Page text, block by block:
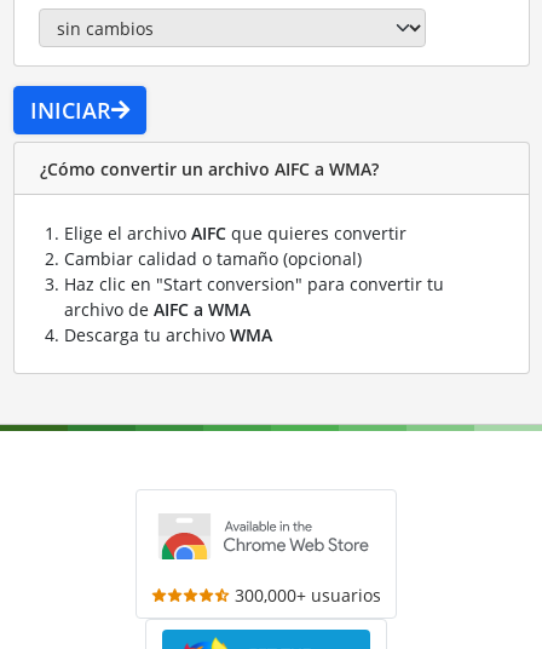
INICIAR
¿Cómo convertir un archivo AIFC a WMA?
Elige el archivo AIFCque quieres convertir
Cambiar calidad o tamaño (opcional)
Haz clic en "Start conversion" para convertir tu
archivo de AIFC a WMA
Descarga tu archivo WMA
300,000+ usuarios